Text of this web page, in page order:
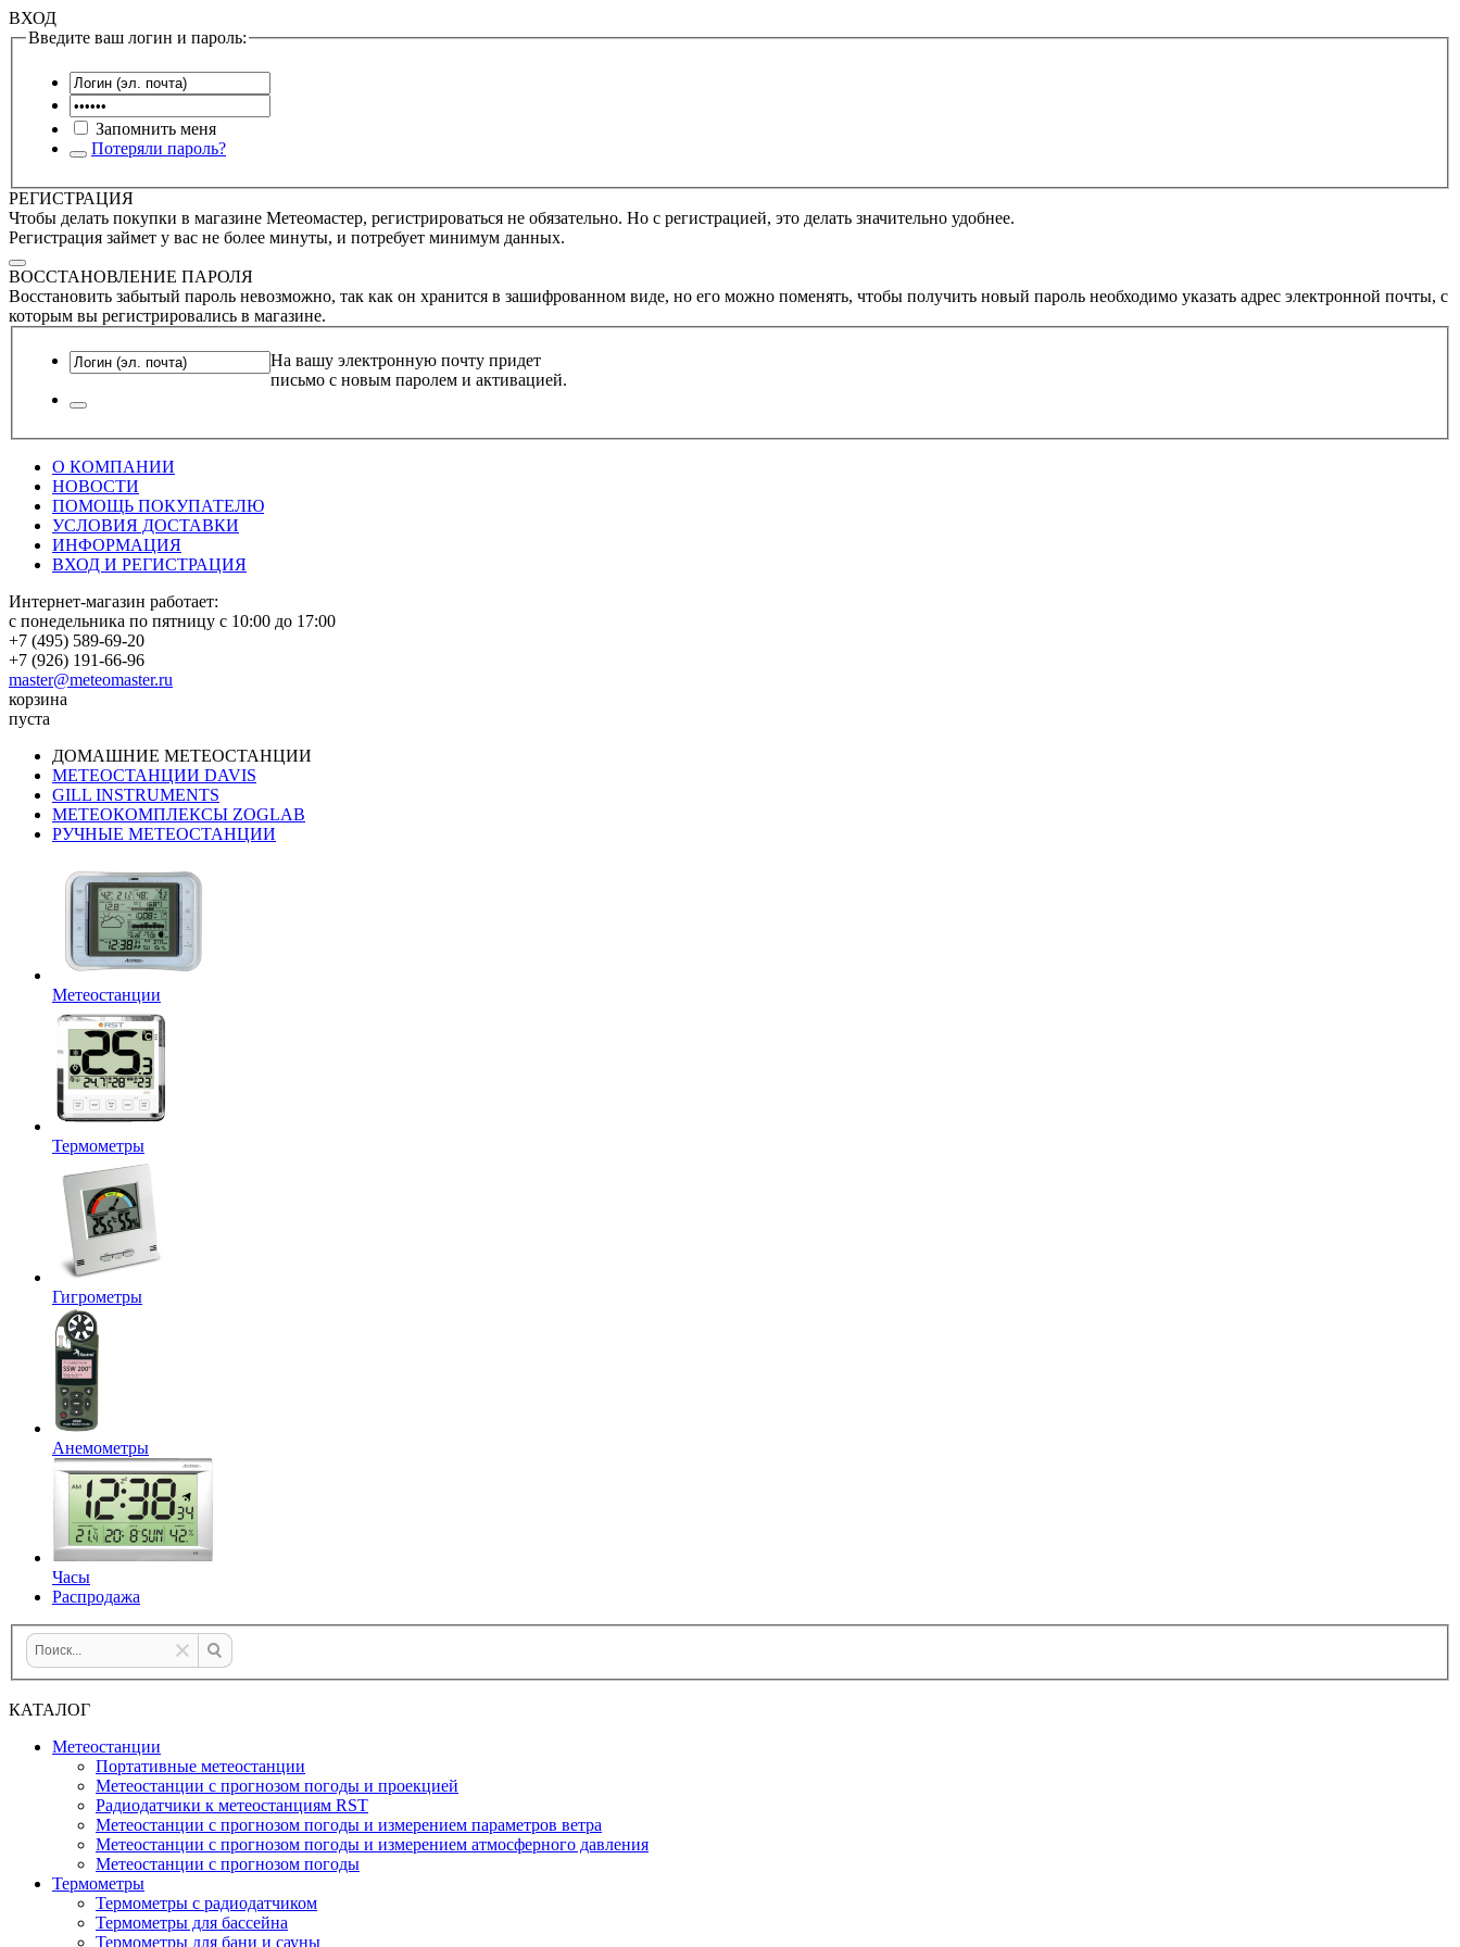
ВХОД
Введите ваш логин и пароль:
Запомнить меня
Потеряли пароль?
РЕГИСТРАЦИЯ
Чтобы делать покупки в магазине Метеомастер, регистрироваться не обязательно. Но с регистрацией, это делать значительно удобнее.
Регистрация займет у вас не более минуты, и потребует минимум данных.
ВОССТАНОВЛЕНИЕ ПАРОЛЯ
Восстановить забытый пароль невозможно, так как он хранится в зашифрованном виде, но его можно поменять, чтобы получить новый пароль необходимо указать адрес электронной почты, с
которым вы регистрировались в магазине.
На вашу электронную почту придет
письмо с новым паролем и активацией.
О КОМПАНИИ
НОВОСТИ
ПОМОЩЬ ПОКУПАТЕЛЮ
УСЛОВИЯ ДОСТАВКИ
ИНФОРМАЦИЯ
ВХОД И РЕГИСТРАЦИЯ
Интернет-магазин работает:
с понедельника по пятницу с 10:00 до 17:00
+7 (495) 589-69-20
+7 (926) 191-66-96
master@meteomaster.ru
корзина
пуста
ДОМАШНИЕ МЕТЕОСТАНЦИИ
МЕТЕОСТАНЦИИ DAVIS
GILL INSTRUMENTS
МЕТЕОКОМПЛЕКСЫ ZOGLAB
РУЧНЫЕ МЕТЕОСТАНЦИИ
Метеостанции
Термометры
Гигрометры
Анемометры
Часы
Распродажа
КАТАЛОГ
Метеостанции
Портативные метеостанции
Метеостанции с прогнозом погоды и проекцией
Радиодатчики к метеостанциям RST
Метеостанции с прогнозом погоды и измерением параметров ветра
Метеостанции с прогнозом погоды и измерением атмосферного давления
Метеостанции с прогнозом погоды
Термометры
Термометры с радиодатчиком
Термометры для бассейна
Термометры для бани и сауны